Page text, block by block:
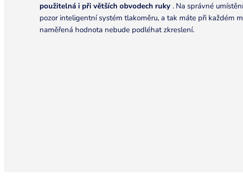
použitelná i při větších obvodech ruky . Na správné
pozor inteligentní systém tlakoměru, a tak máte při každém
naměřená hodnota nebude podléhat zkreslení.